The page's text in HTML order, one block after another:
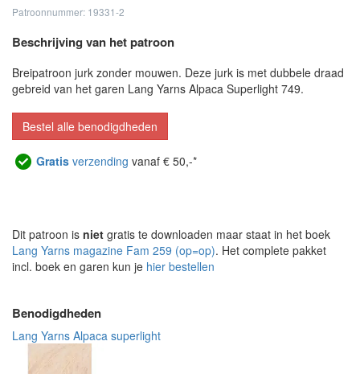
Patroonnummer: 19331-2
Beschrijving van het patroon
Breipatroon jurk zonder mouwen. Deze jurk is met dubbele draad
gebreid van het garen Lang Yarns Alpaca Superlight 749.
Bestel alle benodigdheden
Gratis verzending vanaf € 50,-*
Dit patroon is niet gratis te downloaden maar staat in het boek
Lang Yarns magazine Fam 259 (op=op). Het complete pakket
incl. boek en garen kun je hier bestellen
Benodigdheden
Lang Yarns Alpaca superlight